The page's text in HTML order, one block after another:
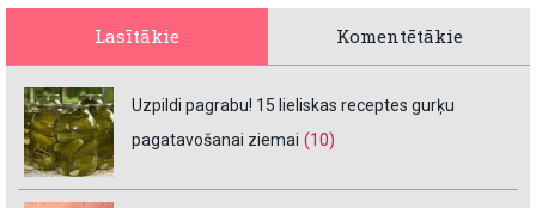
Lasītākie Komentētākie
Uzpildi pagrabu! 15 lieliskas receptes gurķu
pagatavošanai ziemai (10)